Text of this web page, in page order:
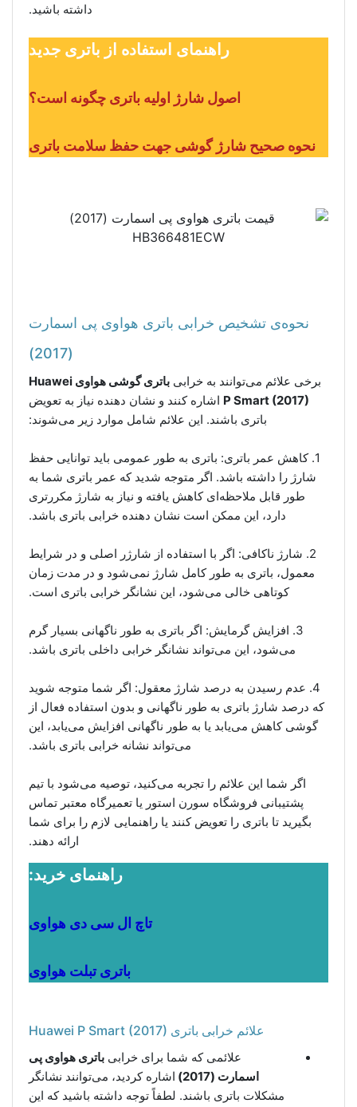
داشته باشید.
راهنمای استفاده از باتری جدید
اصول شارژ اولیه باتری چگونه است؟
نحوه صحیح شارژ گوشی جهت حفظ سلامت باتری
نحوه‌ی تشخیص خرابی باتری هواوی پی اسمارت
(2017)
برخی علائم می‌توانند به خرابی
باتری گوشی هواوی Huawei
P Smart (2017) اشاره کنند و نشان دهنده نیاز به تعویض
باتری باشند. این علائم شامل موارد زیر می‌شوند:
1. کاهش عمر باتری: باتری به طور عمومی باید توانایی حفظ
شارژ را داشته باشد. اگر متوجه شدید که عمر باتری شما به
طور قابل ملاحظه‌ای کاهش یافته و نیاز به شارژ مکررتری
دارد، این ممکن است نشان دهنده خرابی باتری باشد.
2. شارژ ناکافی: اگر با استفاده از شارژر اصلی و در شرایط
معمول، باتری به طور کامل شارژ نمی‌شود و در مدت زمان
کوتاهی خالی می‌شود، این نشانگر خرابی باتری است.
3. افزایش گرمایش: اگر باتری به طور ناگهانی بسیار گرم
می‌شود، این می‌تواند نشانگر خرابی داخلی باتری باشد.
4. عدم رسیدن به درصد شارژ معقول: اگر شما متوجه شوید
که درصد شارژ باتری به طور ناگهانی و بدون استفاده فعال از
گوشی کاهش می‌یابد یا به طور ناگهانی افزایش می‌یابد، این
می‌تواند نشانه خرابی باتری باشد.
اگر شما این علائم را تجربه می‌کنید، توصیه می‌شود با تیم
پشتیبانی فروشگاه سورن استور یا تعمیرگاه معتبر تماس
بگیرید تا باتری را تعویض کنند یا راهنمایی لازم را برای شما
ارائه دهند.
راهنمای خرید:
تاچ ال سی دی هواوی
باتری تبلت هواوی
علائم خرابی باتری Huawei P Smart (2017)
علائمی که شما برای خرابی باتری هواوی پی
اسمارت (2017)
اشاره کردید، می‌توانند نشانگر
مشکلات باتری باشند. لطفاً توجه داشته باشید که این